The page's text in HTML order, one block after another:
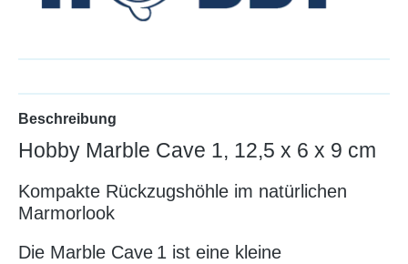
Beschreibung
Hobby Marble Cave 1, 12,5 x 6 x 9 cm
Kompakte Rückzugshöhle im natürlichen
Marmorlook
Die Marble Cave 1 ist eine kleine